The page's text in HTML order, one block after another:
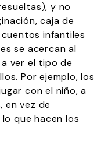
y no
caja de
infantiles
se acercan al
ver el tipo de
Por ejemplo, los
con el niño, a
en vez de
que hacen los